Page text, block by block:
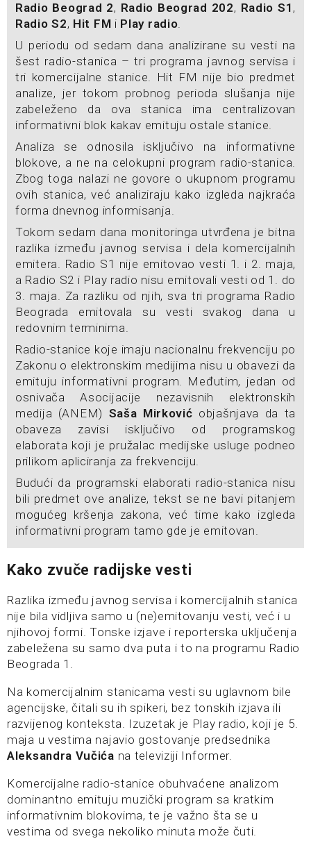
Radio Beograd 2, Radio Beograd 202, Radio S1 ,
Radio S2, Hit FM i Play radio.
U periodu od sedam dana analizirane su vesti na
šest radio-stanica – tri programa javnog servisa i
tri komercijalne stanice. Hit FM nije bio predmet
analize, jer tokom probnog perioda slušanja nije
zabeleženo da ova stanica ima centralizovan
informativni blok kakav emituju ostale stanice.
Analiza se odnosila isključivo na informativne
blokove, a ne na celokupni program radio-stanica.
Zbog toga nalazi ne govore o ukupnom programu
ovih stanica, već analiziraju kako izgleda najkraća
forma dnevnog informisanja.
Tokom sedam dana monitoringa utvrđena je bitna
razlika između javnog servisa i dela komercijalnih
emitera. Radio S1 nije emitovao vesti 1. i 2. maja,
a Radio S2 i Play radio nisu emitovali vesti od 1. do
3. maja. Za razliku od njih, sva tri programa Radio
Beograda emitovala su vesti svakog dana u
redovnim terminima.
Radio-stanice koje imaju nacionalnu frekvenciju po
Zakonu o elektronskim medijima nisu u obavezi da
emituju informativni program. Međutim, jedan od
osnivača Asocijacije nezavisnih elektronskih
medija (ANEM) Saša Mirković objašnjava da ta
obaveza zavisi isključivo od programskog
elaborata koji je pružalac medijske usluge podneo
prilikom apliciranja za frekvenciju.
Budući da programski elaborati radio-stanica nisu
bili predmet ove analize, tekst se ne bavi pitanjem
mogućeg kršenja zakona, već time kako izgleda
informativni program tamo gde je emitovan.
Kako zvuče radijske vesti
Razlika između javnog servisa i komercijalnih stanica
nije bila vidljiva samo u (ne)emitovanju vesti, već i u
njihovoj formi. Tonske izjave i reporterska uključenja
zabeležena su samo dva puta i to na programu Radio
Beograda 1.
Na komercijalnim stanicama vesti su uglavnom bile
agencijske, čitali su ih spikeri, bez tonskih izjava ili
razvijenog konteksta. Izuzetak je Play radio, koji je 5.
maja u vestima najavio gostovanje predsednika
Aleksandra Vučića na televiziji Informer.
Komercijalne radio-stanice obuhvaćene analizom
dominantno emituju muzički program sa kratkim
informativnim blokovima, te je važno šta se u
vestima od svega nekoliko minuta može čuti.